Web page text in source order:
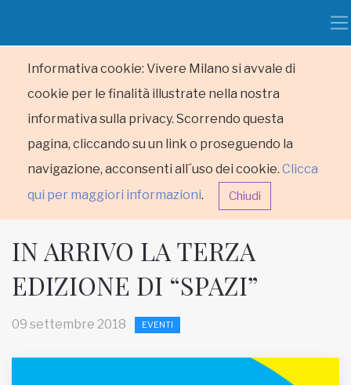
Informativa cookie: Vivere Milano si avvale di
cookie per le finalità illustrate nella nostra
informativa sulla privacy. Scorrendo questa
pagina, cliccando su un link o proseguendo la
navigazione, acconsenti all´uso dei cookie. Clicca
qui per maggiori informazioni. Chiudi
HOME
IN ARRIVO LA TERZA
EDIZIONE DI “SPAZI”
09 settembre 2018 EVENTI